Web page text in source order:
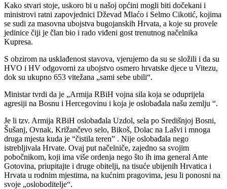
Kako stvari stoje, uskoro bi u našoj općini mogli biti dočekani i
ministrovi ratni zapovjednici Dževad Mlaćo i Selmo Cikotić, kojima
se sudi za masovna ubojstva bugojanskih Hrvata, a koje su provele
jedinice čiji je član bio i rado viđeni gost trenutnog načelnika
Kupresa.
S obzirom na usklađenost stavova, vjerujemo da su se složili i da su
HVO i HV odgovorni za ubojstvo osmero hrvatske djece u Vitezu,
dok su ukupno 653 vitežana „sami sebe ubili“.
Ministar tvrdi da je „Armija RBiH vojna sila koja se oduprijela
agresiji na Bosnu i Hercegovinu i koja je oslobađala našu zemlju “.
Je li tzv. Armija RBiH oslobađala Uzdol, sela po Središnjoj Bosni,
Šušanj, Ovnak, Križančevo selo, Bikoš, Dolac na Lašvi i mnoga
druga mjesta kuda je “čistila teren” . Nije oslobađala nego
istrebljivala Hrvate. Ovaj put načelniče, zajedno sa svojim
pobočnikom, koji ima više ordenja nego što ih ima general Ante
Gotovina, priupitajte i druge obitelji, na tisuće ubijenih Hrvatica i
Hrvata u rodnim mjestima, na kućnim pragovima, jesu li ponosni na
svoje „osloboditelje“.